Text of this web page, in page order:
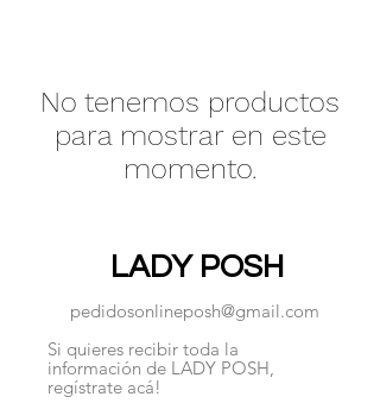
No tenemos productos
para mostrar en este
momento.
LADY POSH
pedidosonlineposh@gmail.com
Si quieres recibir toda la
información de LADY POSH,
regístrate acá!